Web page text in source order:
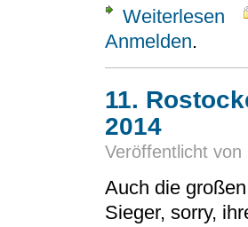
Weiterlesen
Anmelden.
11.
2014
Veröffentlicht von
Auch die
Sieger, sorry,